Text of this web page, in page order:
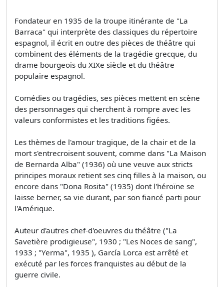
Fondateur en 1935 de la troupe itinérante de "La
Barraca" qui interprète des classiques du répertoire
espagnol, il écrit en outre des pièces de théâtre qui
combinent des éléments de la tragédie grecque, du
drame bourgeois du XIXe siècle et du théâtre
populaire espagnol.
Comédies ou tragédies, ses pièces mettent en scène
des personnages qui cherchent à rompre avec les
valeurs conformistes et les traditions figées.
Les thèmes de l'amour tragique, de la chair et de la
mort s'entrecroisent souvent, comme dans "La Maison
de Bernarda Alba" (1936) où une veuve aux stricts
principes moraux retient ses cinq filles à la maison, ou
encore dans "Dona Rosita" (1935) dont l'héroïne se
laisse berner, sa vie durant, par son fiancé parti pour
l'Amérique.
Auteur d'autres chef-d'oeuvres du théâtre ("La
Savetière prodigieuse", 1930 ; "Les Noces de sang",
1933 ; "Yerma", 1935 ), García Lorca est arrêté et
exécuté par les forces franquistes au début de la
guerre civile.